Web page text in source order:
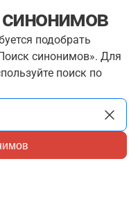
подобрать
синонимов». Для
поиск по